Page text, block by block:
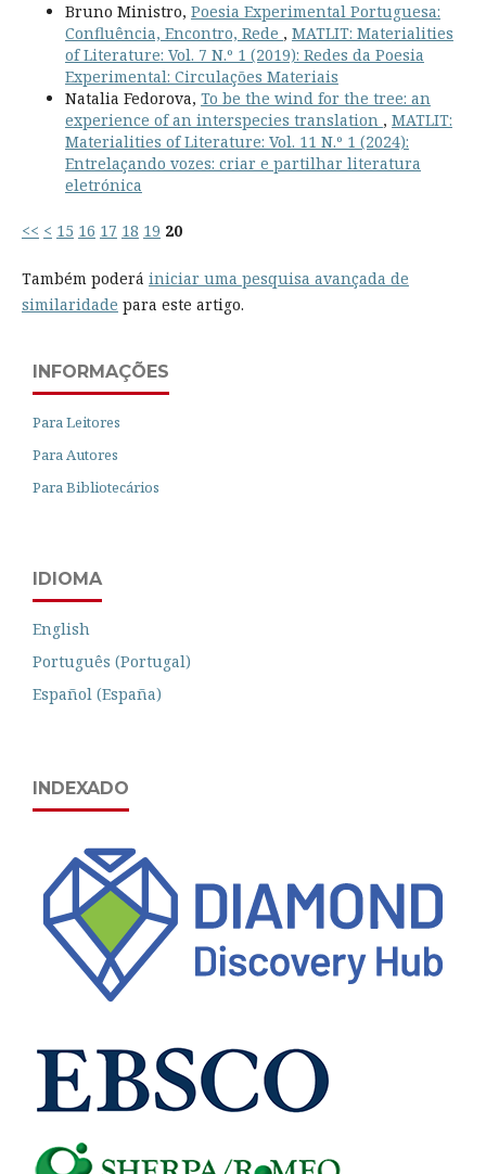
Bruno Ministro, Poesia Experimental Portuguesa:
Confluência, Encontro, Rede , MATLIT: Materialities
of Literature: Vol. 7 N.º 1 (2019): Redes da Poesia
Experimental: Circulações Materiais
Natalia Fedorova, To be the wind for the tree: an
experience of an interspecies translation , MATLIT:
Materialities of Literature: Vol. 11 N.º 1 (2024):
Entrelaçando vozes: criar e partilhar literatura
eletrónica
<< < 15 16 17 18 19 20
Também poderá iniciar uma pesquisa avançada de
similaridade para este artigo.
INFORMAÇÕES
Para Leitores
Para Autores
Para Bibliotecários
IDIOMA
English
Português (Portugal)
Español (España)
INDEXADO